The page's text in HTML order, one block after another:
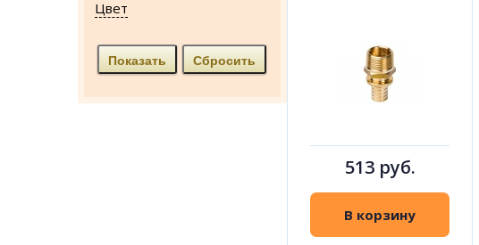
Цвет
513 руб.
В корзину